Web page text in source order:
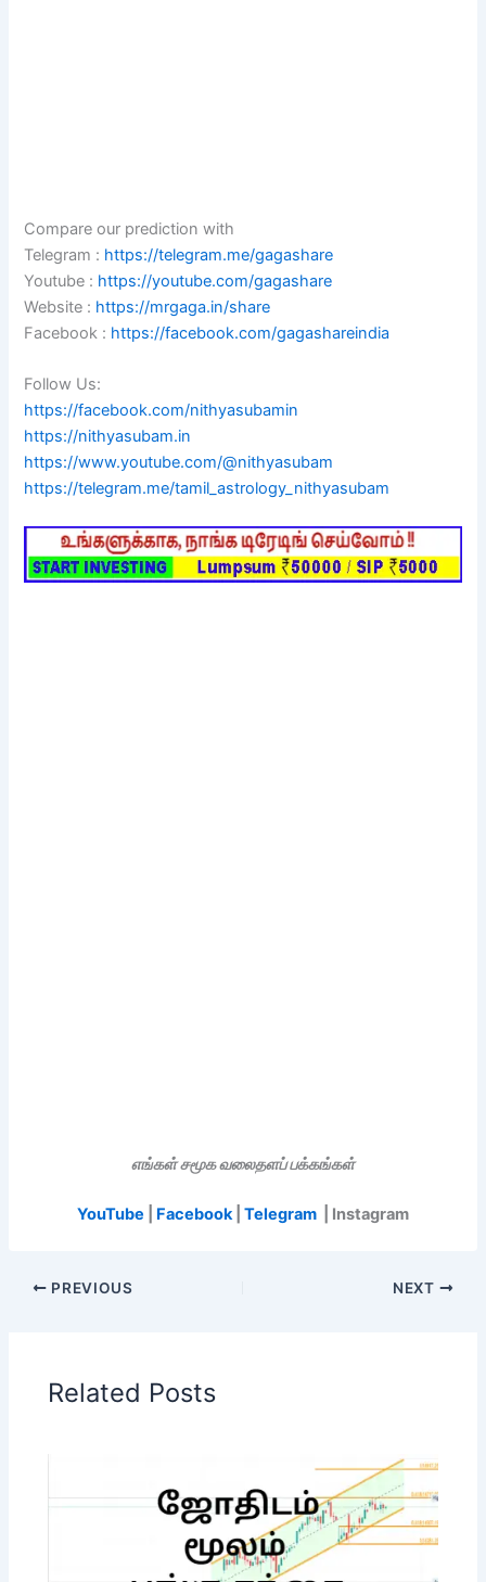
Compare our prediction with
Telegram : https://telegram.me/gagashare
Youtube : https://youtube.com/gagashare
Website : https://mrgaga.in/share
Facebook : https://facebook.com/gagashareindia
Follow Us:
https://facebook.com/nithyasubamin
https://nithyasubam.in
https://www.youtube.com/@nithyasubam
https://telegram.me/tamil_astrology_nithyasubam
எங்கள் சமூக வலைதளப் பக்கங்கள்
YouTube Facebook| Telegram | Instagram
PREVIOUS NEXT
Related Posts